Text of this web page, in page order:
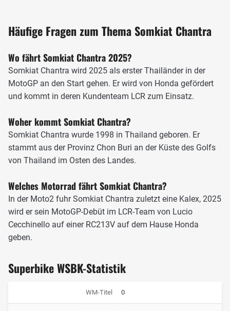
Punkten, womit er sich für 2019 einen fixen Startplatz in
sicherte.
Teamkollegen aber stets klar im Griff hatte. Seinen
zunächst den Indonesien-GP gewann und dann in
Argentinien Zweiter wurde. Im weiteren Saisonverlauf
etablierte sich der Thailänder als konstanter
WM-Abschlusstabelle landete.
Häufige Fragen zum Thema Somkiat Chantra
Wo fährt Somkiat Chantra 2025?
Somkiat Chantra wird 2025 als erster Thailänder in der
MotoGP an den Start gehen. Er wird von Honda gefördert
und kommt in deren Kundenteam LCR zum Einsatz.
Woher kommt Somkiat Chantra?
Somkiat Chantra wurde 1998 in Thailand geboren. Er
stammt aus der Provinz Chon Buri an der Küste des Golfs
von Thailand im Osten des Landes.
Welches Motorrad fährt Somkiat Chantra?
In der Moto2 fuhr Somkiat Chantra zuletzt eine Kalex, 2025
wird er sein MotoGP-Debüt im LCR-Team von Lucio
Cecchinello auf einer RC213V auf dem Hause Honda
geben.
Superbike WSBK-Statistik
WM-Titel 0